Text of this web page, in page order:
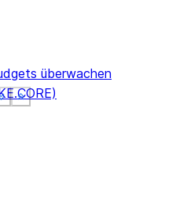
Show less
See more
Show less
See more
Show less
See more
überwachen